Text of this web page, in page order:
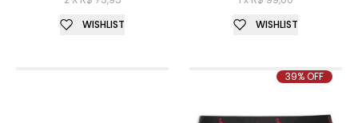
WISHLIST
WISHLIST
39% OFF